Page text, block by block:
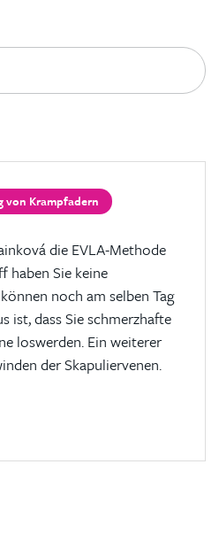
von Krampfadern
die EVLA-Methode
haben Sie keine
noch am selben Tag
ist, dass Sie schmerzhafte
loswerden. Ein weiterer
der Skapuliervenen.